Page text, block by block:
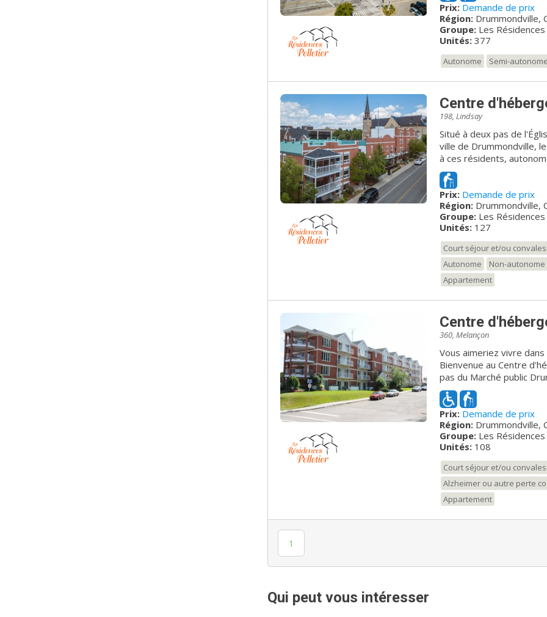
unique, doté d’un
Nos 377 appartements
distinguent par leur
auxquels s’ajoute
garage souterrain... et plus encore! Alors,
venir faire une visite des
Prix: Demande de prix
Région: Drummondville,
Groupe: Les
Unités:377
Autonome Semi-autonome
Centre
198, Lindsay
Situé à deux pas de
ville de Drummondville,
à ces résidents,
services et activités
sécuritaire où le
possible pour rendre
plus et venez nous
pour y vivre pleinement votre
cette résidence abrite
dédié aux personnes
sécurisée et superviée
adaptée procure tous
vie quotidienne de cette
questions.
Prix: Demande de prix
Région: Drummondville,
Groupe: Les
Unités:127
Court séjour et/ou
Autonome
Non-autonome
Appartement
Centre
360, Melançon
Vous aimeriez vivre
Bienvenue au Centre
pas du Marché public
résidence vous propose
dont vous recherchez. Cet établissement vous offre un milieu de vie
sécuritaire où vous
de confiance et de
vous accompagnera
des plus agréable et des plus
milieu de vie prônant le
dignité. Dans le but de
possible, le résident est
quotidienne.
du résident. L’ÊTRE est mis
Prix: Demande de prix
Région: Drummondville,
Groupe: Les
Unités:108
Court séjour et/ou
Alzheimer ou autre perte
Appartement
1
Qui peut vous intéresser